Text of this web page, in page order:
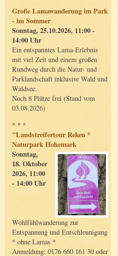
Große Lamawanderung im Park
- im Sommer
Sonntag, 25.10.2026, 11:00 -
14:00 Uhr
Ein entspanntes Lama-Erlebnis
mit viel Zeit und einem großen
Rundweg durch die Natur- und
Parklandschaft inklusive Wald und
Waldsee.
Noch 8 Plätze frei (Stand vom
03.08.2026)
* * *
"Landstreifertour Reken *
Naturpark Hohemark
Sonntag,
18. Oktober
2026, 11:00
- 14:00 Uhr
Wohlfühlwanderung zur
Entspannung und Entschleunigung
* ohne Lamas *
Anmeldung: 0176 660 161 30 oder